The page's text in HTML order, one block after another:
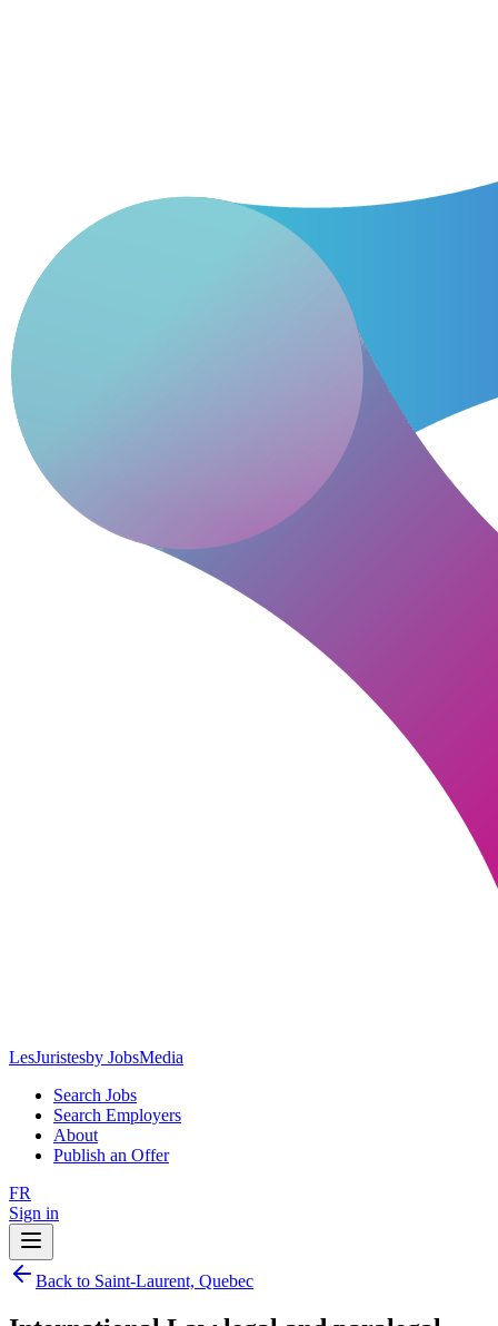
LesJuristesby JobsMedia
Search Jobs
Search Employers
About
Publish an Offer
FR
Sign in
Back to Saint-Laurent, Quebec